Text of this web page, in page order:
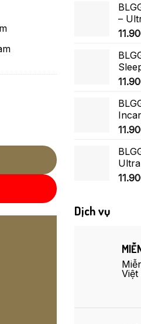
(Near mint) số lượng
–
Dịch vụ